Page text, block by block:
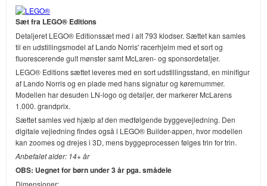
Sæt fra LEGO® Editions
Detaljeret LEGO® Editionssæt med i alt 793 klodser. Sættet kan samles
til en udstillingsmodel af Lando Norris' racerhjelm med et sort og
fluorescerende gult mønster samt McLaren- og sponsordetaljer.
LEGO® Editions sættet leveres med en sort udstillingsstand, en minifigur
af Lando Norris og en plade med hans signatur og kørernummer.
Modellen har desuden LN-logo og detaljer, der markerer McLarens
1.000. grandprix.
Sættet samles ved hjælp af den medfølgende byggevejledning. Den
digitale vejledning findes også i LEGO® Builder-appen, hvor modellen
kan zoomes og drejes i 3D, mens byggeprocessen følges trin for trin.
Anbefalet alder: 14+ år
OBS: Uegnet for børn under 3 år pga. smådele